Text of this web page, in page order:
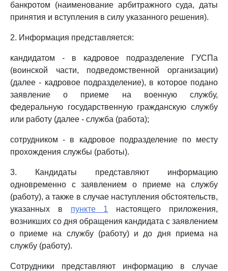
банкротом (наименование арбитражного суда, даты
принятия и вступления в силу указанного решения).
2. Информация представляется:
кандидатом - в кадровое подразделение ГУСПа
(воинской части, подведомственной организации)
(далее - кадровое подразделение), в которое подано
заявление о приеме на военную службу,
федеральную государственную гражданскую службу
или работу (далее - служба (работа);
сотрудником - в кадровое подразделение по месту
прохождения службы (работы).
3. Кандидаты представляют информацию
одновременно с заявлением о приеме на службу
(работу), а также в случае наступления обстоятельств,
указанных в пункте 1 настоящего приложения,
возникших со дня обращения кандидата с заявлением
о приеме на службу (работу) и до дня приема на
службу (работу).
Сотрудники представляют информацию в случае